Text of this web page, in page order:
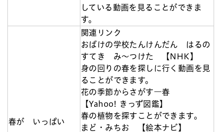
している動画を見ることができま
す。
春が いっぱい
関連リンク
おばけの学校たんけんだん はるの
すてき み～つけた 【NHK】
身の回りの春を探しに行く動画を見
ることができます。
花の季節からさがす―春
【Yahoo! きっず図鑑】
春の植物を探すことができます。
まど・みちお 【絵本ナビ】